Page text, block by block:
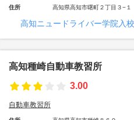
住所 高知県高知市曙町２丁目３−１
高知ニュードライバー学院入
高知種崎自動車教習所
3.00
自動車教習所